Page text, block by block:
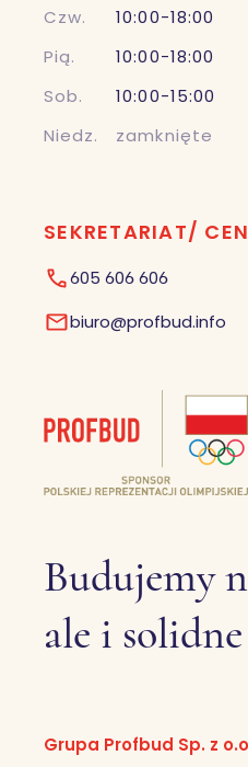
Czw.
10:00-18:00
Pią.
10:00-18:00
Sob.
10:00-15:00
Niedz.
zamknięte
SEKRETARIAT/
605 606 606
biuro@profbud.info
Budujemy
ale i
Grupa Profbud Sp. z